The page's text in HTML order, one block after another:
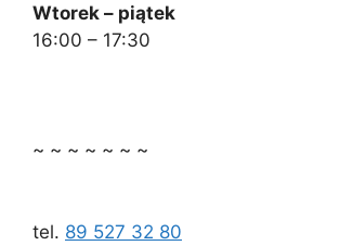
Wtorek – piątek
16:00 – 17:30
~ ~ ~ ~ ~ ~ ~
tel. 89 527 32 80